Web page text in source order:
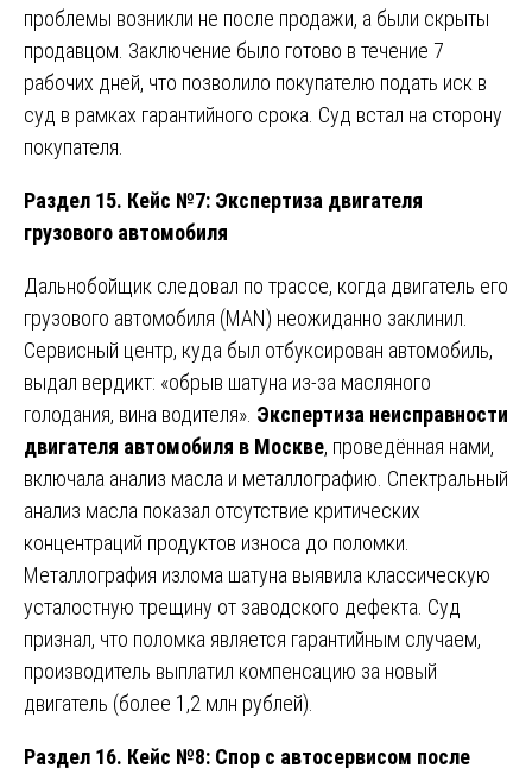
проблемы возникли не после продажи, а были скрыты
продавцом. Заключение было готово в течение 7
рабочих дней, что позволило покупателю подать иск в
суд в рамках гарантийного срока. Суд встал на сторону
покупателя.
Раздел 15. Кейс №7: Экспертиза двигателя
грузового автомобиля
Дальнобойщик следовал по трассе, когда двигатель его
грузового автомобиля (MAN) неожиданно заклинил.
Сервисный центр, куда был отбуксирован автомобиль,
выдал вердикт: «обрыв шатуна из-за масляного
голодания, вина водителя». Экспертиза неисправности
двигателя автомобиля в Москве, проведённая нами,
включала анализ масла и металлографию. Спектральный
анализ масла показал отсутствие критических
концентраций продуктов износа до поломки.
Металлография излома шатуна выявила классическую
усталостную трещину от заводского дефекта. Суд
признал, что поломка является гарантийным случаем,
производитель выплатил компенсацию за новый
двигатель (более 1,2 млн рублей).
Раздел 16. Кейс №8: Спор с автосервисом после